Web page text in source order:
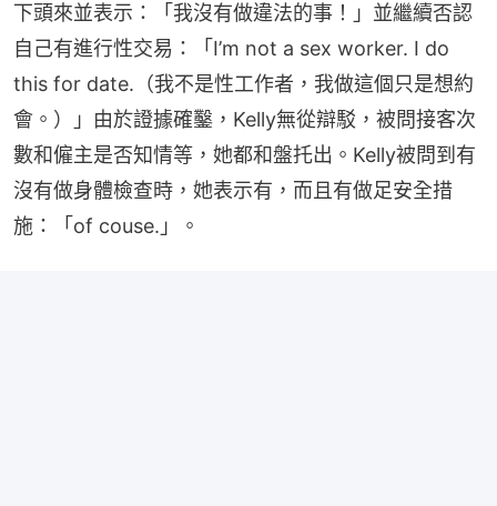
下頭來並表示：「我沒有做違法的事！」並繼續否認
自己有進行性交易：「I’m not a sex worker. I do
this for date.（我不是性工作者，我做這個只是想約
會。）」由於證據確鑿，Kelly無從辯駁，被問接客次
數和僱主是否知情等，她都和盤托出。Kelly被問到有
沒有做身體檢查時，她表示有，而且有做足安全措
施：「of couse.」。